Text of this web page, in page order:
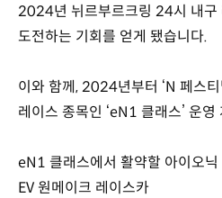
2024년 뉘르부르크링 24시 내구
도전하는 기회를 얻게 됐습니다.
이와 함께, 2024년부터 ‘N 페스
레이스 종목인 ‘eN1 클래스’ 운영
eN1 클래스에서 활약할 아이오
EV 원메이크 레이스카